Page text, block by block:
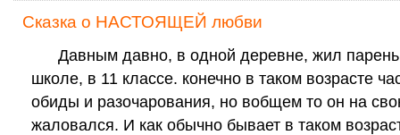
Сказка о НАСТОЯЩЕЙ любви
Давным давно, в одной деревне, жил
школе, в 11 классе. конечно в таком возрасте
обиды и разочарования, но вобщем то он на
жаловался. И как обычно бывает в таком